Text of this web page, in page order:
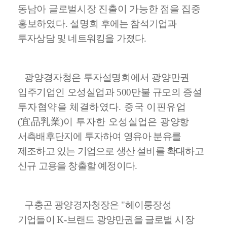
동남아 글로벌시장 진출이 가능한 점을 집중
홍보하였다. 설명회 후에는 참석기업과
투자상담 및 네트워킹을 가졌다.
광양경자청은 투자설명회에서 광양만권
입주기업인 오성실업과 500만불 규모의 증설
투자협약을 체결하였다. 중국 이핀유업
(宜品乳業)이 투자한 오성실업은 광양항
서측배후단지에 투자하여 영유아 분유를
제조하고 있는 기업으로 생산 설비를 확대하고
신규 고용을 창출할 예정이다.
구충곤 광양경자청장은 "헤이룽장성
기업들이 K-브랜드 광양만권을 글로벌 시장